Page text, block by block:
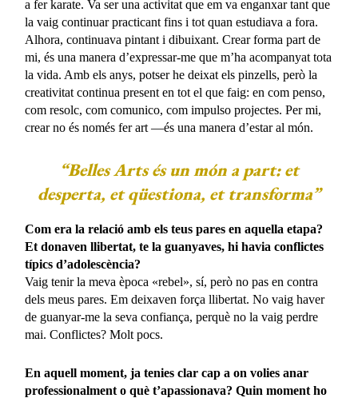
a fer karate. Va ser una activitat que em va enganxar tant que
la vaig continuar practicant fins i tot quan estudiava a fora.
Alhora, continuava pintant i dibuixant. Crear forma part de
mi, és una manera d’expressar-me que m’ha acompanyat tota
la vida. Amb els anys, potser he deixat els pinzells, però la
creativitat continua present en tot el que faig: en com penso,
com resolc, com comunico, com impulso projectes. Per mi,
crear no és només fer art —és una manera d’estar al món.
“Belles Arts és un món a part: et
desperta, et qüestiona, et transforma”
Com era la relació amb els teus pares en aquella etapa?
Et donaven llibertat, te la guanyaves, hi havia conflictes
típics d’adolescència?
Vaig tenir la meva època «rebel», sí, però no pas en contra
dels meus pares. Em deixaven força llibertat. No vaig haver
de guanyar-me la seva confiança, perquè no la vaig perdre
mai. Conflictes? Molt pocs.
En aquell moment, ja tenies clar cap a on volies anar
professionalment o què t’apassionava? Quin moment ho